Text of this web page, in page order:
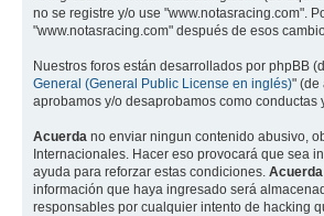
no se registre y/o use "www.notasracing.com".
"www.notasracing.com" después de esos
Nuestros foros están desarrollados por phpBB
General (General Public License en inglés)" (de
aprobamos y/o desaprobamos como
Acuerda no enviar ningun contenido abusivo,
Internacionales. Hacer eso provocará que sea
ayuda para reforzar estas condiciones. Acuerda
información que haya ingresado será
responsables por cualquier intento de hacking